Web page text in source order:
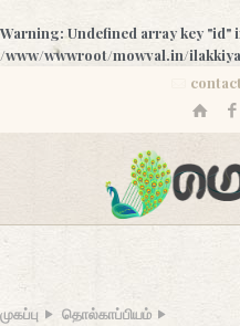
Warning: Undefined array key "id"
/www/wwwroot/mowval.in/
முகப்பு தொல்காப்பியம்